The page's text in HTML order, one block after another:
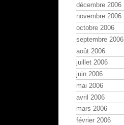
décembre 2006
novembre 2006
octobre 2006
septembre 2006
août 2006
juillet 2006
juin 2006
mai 2006
avril 2006
mars 2006
février 2006